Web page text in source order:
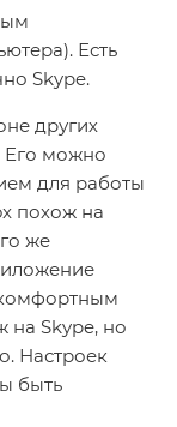
Есть
Skype.
других
Его можно
для работы
похож на
же
на Skype, но
Настроек
быть